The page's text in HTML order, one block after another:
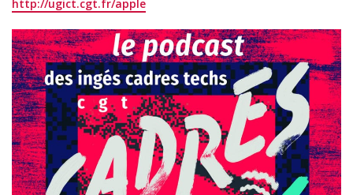
http://ugict.cgt.fr/apple